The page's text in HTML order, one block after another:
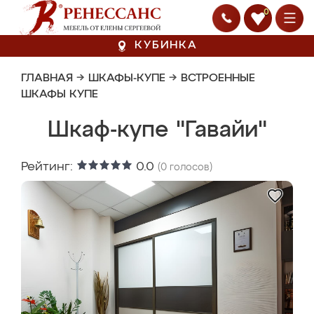
0
КУБИНКА
ГЛАВНАЯ → ШКАФЫ-КУПЕ → ВСТРОЕННЫЕ
ШКАФЫ КУПЕ
Шкаф-купе "Гавайи"
Рейтинг: 0.0 (0 голосов)